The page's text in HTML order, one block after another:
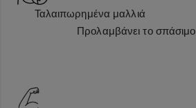
Ταλαιπωρημένα μαλλιά
Προλαμβάνει το σπάσιμο